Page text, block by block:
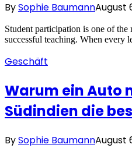
BySophie BaumannAugust
Student participation is one of the
successful teaching. When every
Geschäft
Warum ein Auto
Südindien die
BySophie BaumannAugust